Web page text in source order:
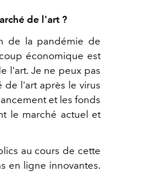
de l'art ?
de la pandémie de
économique est
l'art. Je ne peux pas
de l'art après le virus
et les fonds
le marché actuel et
au cours de cette
en ligne innovantes.